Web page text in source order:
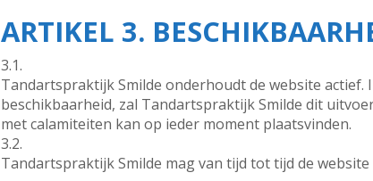
ARTIKEL 3.
3.1.
Tandartspraktijk Smilde onderhoudt de website
beschikbaarheid, zal Tandartspraktijk Smilde dit
met calamiteiten kan op ieder moment plaatsvinden.
3.2.
Tandartspraktijk Smilde mag van tijd tot tijd de